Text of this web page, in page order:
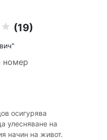
(19)
номер
осигурява
улесняване на
начин на живот.